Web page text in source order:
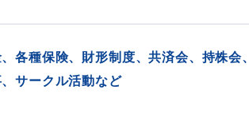
各種保険、財形制度、共済会、持株会
サークル活動など